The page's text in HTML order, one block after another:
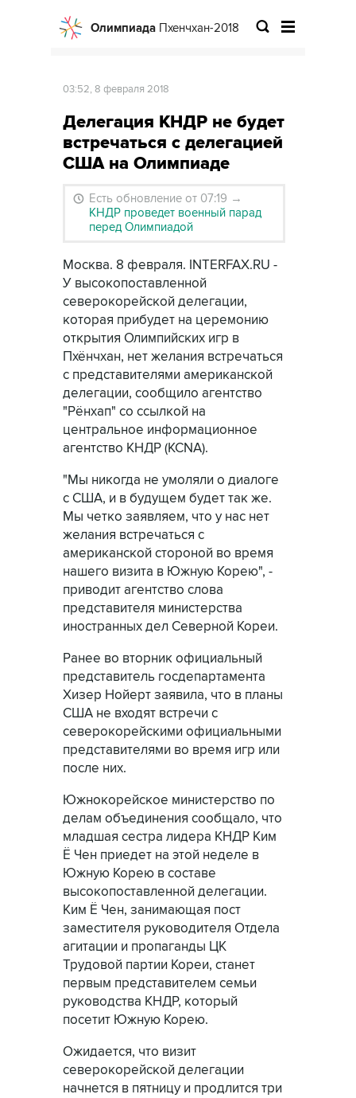
Олимпиада Пхенчхан-2018
03:52, 8 февраля 2018
Делегация КНДР не будет
встречаться с делегацией
США на Олимпиаде
Есть обновление от 07:19 →
КНДР проведет военный парад
перед Олимпиадой
Москва. 8 февраля. INTERFAX.RU -
У высокопоставленной
северокорейской делегации,
которая прибудет на церемонию
открытия Олимпийских игр в
Пхёнчхан, нет желания встречаться
с представителями американской
делегации, сообщило агентство
"Рёнхап" со ссылкой на
центральное информационное
агентство КНДР (KCNA).
"Мы никогда не умоляли о диалоге
с США, и в будущем будет так же.
Мы четко заявляем, что у нас нет
желания встречаться с
американской стороной во время
нашего визита в Южную Корею", -
приводит агентство слова
представителя министерства
иностранных дел Северной Кореи.
Ранее во вторник официальный
представитель госдепартамента
Хизер Нойерт заявила, что в планы
США не входят встречи с
северокорейскими официальными
представителями во время игр или
после них.
Южнокорейское министерство по
делам объединения сообщало, что
младшая сестра лидера КНДР Ким
Ё Чен приедет на этой неделе в
Южную Корею в составе
высокопоставленной делегации.
Ким Ё Чен, занимающая пост
заместителя руководителя Отдела
агитации и пропаганды ЦК
Трудовой партии Кореи, станет
первым представителем семьи
руководства КНДР, который
посетит Южную Корею.
Ожидается, что визит
северокорейской делегации
начнется в пятницу и продлится три